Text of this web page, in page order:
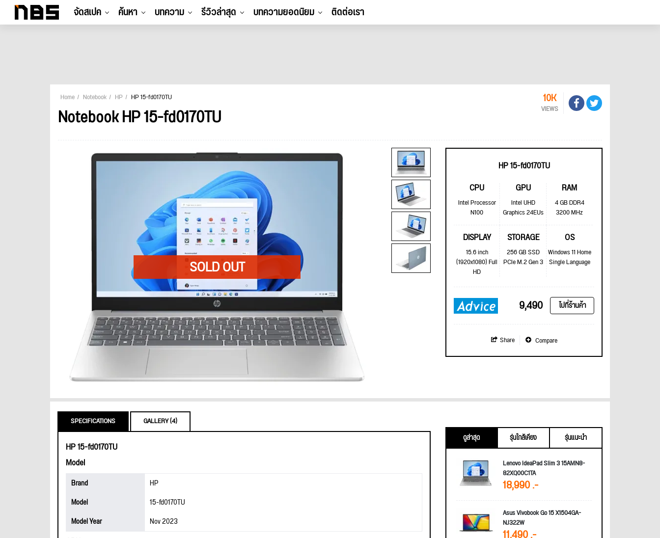
จัดสเปค ค้นหา บทความ รีวิวล่าสุด บทความยอดนิยม ติดต่อเรา
Home Notebook HP HP 15-fd0170TU
Notebook HP 15-fd0170TU
10K
VIEWS
HP 15-fd0170TU
CPU
Intel Processor
N100
GPU
Intel UHD
Graphics 24EUs
RAM
4 GB DDR4
3200 MHz
DISPLAY
15.6 inch
(1920x1080) Full
HD
STORAGE
256 GB SSD
PCIe M.2 Gen 3
OS
Windows 11 Home
Single Language
9,490 ไปที่ร้านค้า
Share Compare
SPECIFICATIONS GALLERY (4)
HP 15-fd0170TU
Model
Brand
HP
Model
15-fd0170TU
Model Year
Nov 2023
ดูล่าสุด รุ่นใกล้เคียง
รุ่นแนะนำ
Lenovo IdeaPad Slim 3 15AMN8-
82XQ00C1TA
18,990 .-
Asus Vivobook Go 15 X1504GA-
NJ322W